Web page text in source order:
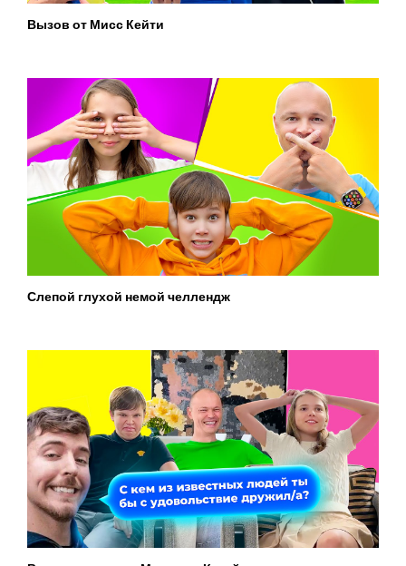
Вызов от Мисс Кейти
Слепой глухой немой челлендж